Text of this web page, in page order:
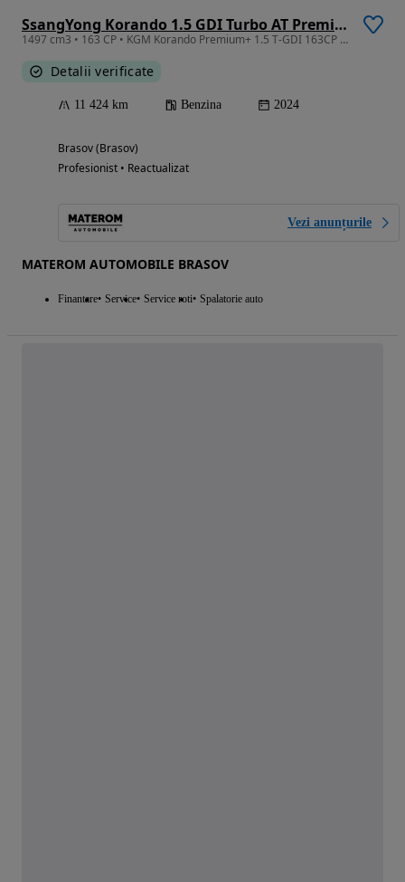
SsangYong Korando 1.5 GDI Turbo AT Premium
1497 cm3 • 163 CP • KGM Korando Premium+ 1.5 T-GDI 163CP Automat (Masina Demo)
Detalii verificate
11 424 km Benzina 2024
Brasov (Brasov)
Profesionist • Reactualizat
Vezi anunțurile
MATEROM AUTOMOBILE BRASOV
Finantare Service Service roti Spalatorie auto